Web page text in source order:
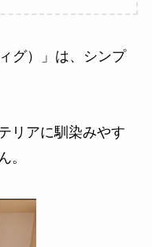
グ）」は、シンプ
リアに馴染みやす
。